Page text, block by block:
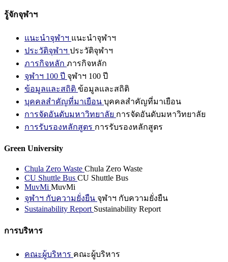
รู้จักจุฬาฯ
แนะนำจุฬาฯ แนะนำจุฬาฯ
ประวัติจุฬาฯ ประวัติจุฬาฯ
ภารกิจหลัก ภารกิจหลัก
จุฬาฯ 100 ปี จุฬาฯ 100 ปี
ข้อมูลและสถิติ ข้อมูลและสถิติ
บุคคลสำคัญที่มาเยือน บุคคลสำคัญที่มาเยือน
การจัดอันดับมหาวิทยาลัย การจัดอันดับมหาวิทยาลัย
การรับรองหลักสูตร การรับรองหลักสูตร
Green University
Chula Zero Waste Chula Zero Waste
CU Shuttle Bus CU Shuttle Bus
MuvMi MuvMi
จุฬาฯ กับความยั่งยืน จุฬาฯ กับความยั่งยืน
Sustainability Report Sustainability Report
การบริหาร
คณะผู้บริหาร คณะผู้บริหาร